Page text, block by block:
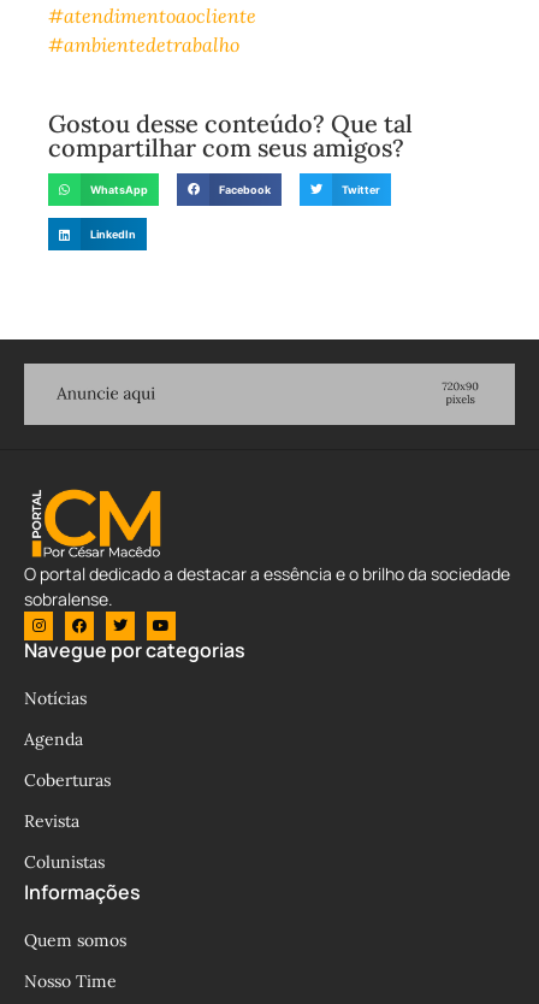
#atendimentoaocliente
#ambientedetrabalho
Gostou desse conteúdo? Que tal
compartilhar com seus amigos?
WhatsApp Facebook Twitter
LinkedIn
O portal dedicado a destacar a essência e o brilho da sociedade
sobralense.
Navegue por categorias
Notícias
Agenda
Coberturas
Revista
Colunistas
Informações
Quem somos
Nosso Time